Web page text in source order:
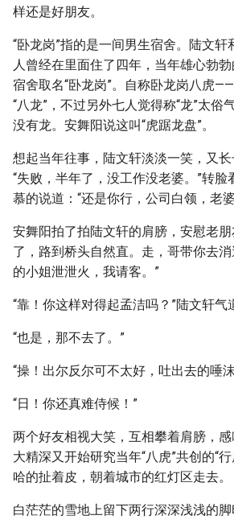
样还是好朋友。
“卧龙岗”指的是一间男生宿舍。陆文
人曾经在里面住了四年，当年雄心勃
宿舍取名“卧龙岗”。自称卧龙岗八虎
“八龙”，不过另外七人觉得称“龙”太俗
没有龙。安舞阳说这叫“虎踞龙盘”。
想起当年往事，陆文轩淡淡一笑，又长
“失败，半年了，没工作没老婆。”转
慕的说道：“还是你行，公司白领，老
安舞阳拍了拍陆文轩的肩膀，安慰老朋
了，路到桥头自然直。走，哥带你去
的小姐泄泄火，我请客。”
“靠！你这样对得起孟洁吗？”陆文轩气
“也是，那不去了。”
“操！出尔反尔可不太好，吐出去的唾
“日！你还真难侍候！”
两个好友相视大笑，互相攀着肩膀，
大精深又开始研究当年“八虎”共创的“
哈的扯着皮，朝着城市的红灯区走去。
白茫茫的雪地上留下两行深深浅浅的脚